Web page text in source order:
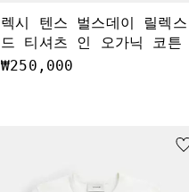
렉시 텐스 벌스데이 릴렉스
드 티셔츠 인 오가닉 코튼
₩250,000